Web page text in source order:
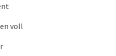
voll